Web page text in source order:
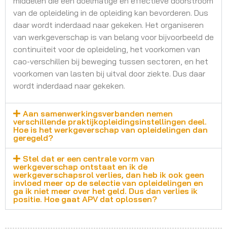
van de opleideling in de opleiding kan bevorderen. Dus
daar wordt inderdaad naar gekeken. Het organiseren
van werkgeverschap is van belang voor bijvoorbeeld de
continuïteit voor de opleideling, het voorkomen van
cao-verschillen bij beweging tussen sectoren, en het
voorkomen van lasten bij uitval door ziekte. Dus daar
wordt inderdaad naar gekeken.
Aan samenwerkingsverbanden nemen
verschillende praktijkopleidingsinstellingen deel.
Hoe is het werkgeverschap van opleidelingen dan
geregeld?
Stel dat er een centrale vorm van
werkgeverschap ontstaat en ik de
werkgeverschapsrol verlies, dan heb ik ook geen
invloed meer op de selectie van opleidelingen en
ga ik niet meer over het geld. Dus dan verlies ik
positie. Hoe gaat APV dat oplossen?